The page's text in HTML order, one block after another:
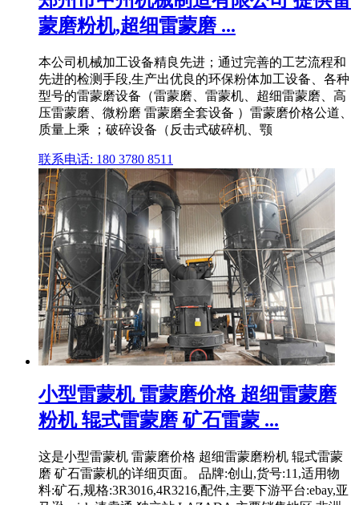
蒙磨粉机,超细雷蒙磨 ...
本公司机械加工设备精良先进；通过完善的工艺流程和
先进的检测手段,生产出优良的环保粉体加工设备、各种
型号的雷蒙磨设备（雷蒙磨、雷蒙机、超细雷蒙磨、高
压雷蒙磨、微粉磨 雷蒙磨全套设备 ）雷蒙磨价格公道、
质量上乘 ；破碎设备（反击式破碎机、颚
联系电话: 180 3780 8511
小型雷蒙机 雷蒙磨价格 超细雷蒙磨
粉机 辊式雷蒙磨 矿石雷蒙 ...
这是小型雷蒙机 雷蒙磨价格 超细雷蒙磨粉机 辊式雷蒙
磨 矿石雷蒙机的详细页面。 品牌:创山,货号:11,适用物
料:矿石,规格:3R3016,4R3216,配件,主要下游平台:ebay,亚